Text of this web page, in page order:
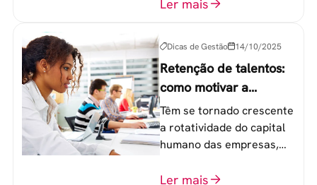
Ler mais
Dicas de Gestão 14/10/2025
Retenção de talentos:
como motivar a
geração Y nas
empresas?
Têm se tornado crescente
a rotatividade do capital
humano das empresas,
colaboradores na faixa de
Ler mais